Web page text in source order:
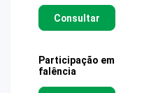
Consultar
Participação em
falência